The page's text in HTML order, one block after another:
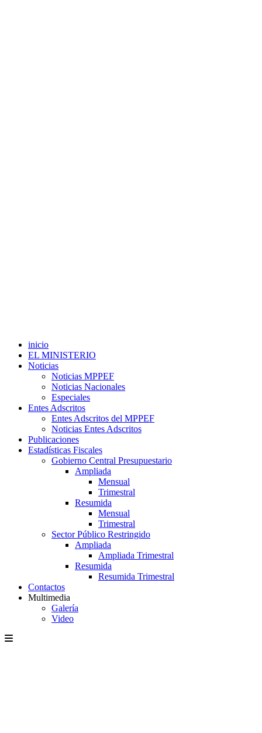
inicio
EL MINISTERIO
Noticias
Noticias MPPEF
Noticias Nacionales
Especiales
Entes Adscritos
Entes Adscritos del MPPEF
Noticias Entes Adscritos
Publicaciones
Estadísticas Fiscales
Gobierno Central Presupuestario
Ampliada
Mensual
Trimestral
Resumida
Mensual
Trimestral
Sector Público Restringido
Ampliada
Ampliada Trimestral
Resumida
Resumida Trimestral
Contactos
Multimedia
Galería
Video